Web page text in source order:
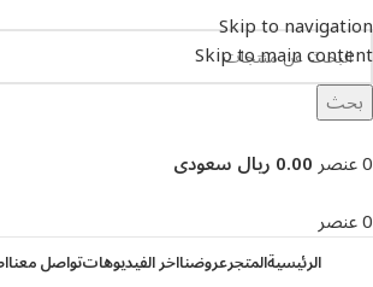
Skip to navigation
Skip to main content
بحث
0عنصر0.00 ريال سعودى
0عنصر
الرئيسيةالمتجرعروضنااخر الفيديوهاتتواصل معنا